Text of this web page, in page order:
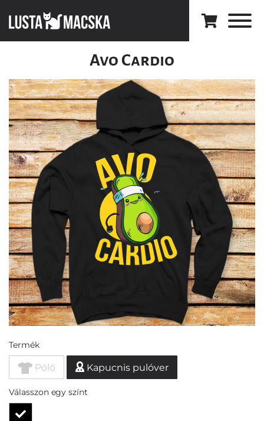
Avo Cardio
Termék
Póló Kapucnis pulóver
Válasszon egy színt